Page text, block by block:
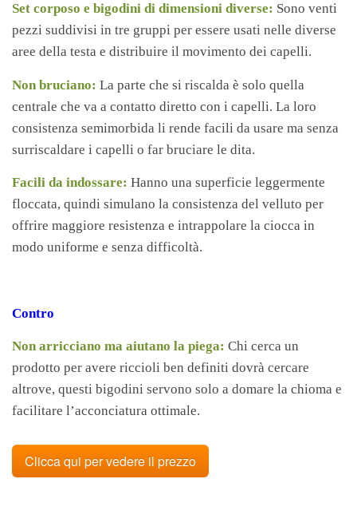
Set corposo e bigodini di dimensioni diverse: Sono venti
pezzi suddivisi in tre gruppi per essere usati nelle diverse
aree della testa e distribuire il movimento dei capelli.
Non bruciano: La parte che si riscalda è solo quella
centrale che va a contatto diretto con i capelli. La loro
consistenza semimorbida li rende facili da usare ma senza
surriscaldare i capelli o far bruciare le dita.
Facili da indossare: Hanno una superficie leggermente
floccata, quindi simulano la consistenza del velluto per
offrire maggiore resistenza e intrappolare la ciocca in
modo uniforme e senza difficoltà.
Contro
Non arricciano ma aiutano la piega: Chi cerca un
prodotto per avere riccioli ben definiti dovrà cercare
altrove, questi bigodini servono solo a domare la chioma e
facilitare l’acconciatura ottimale.
Clicca qui per vedere il prezzo